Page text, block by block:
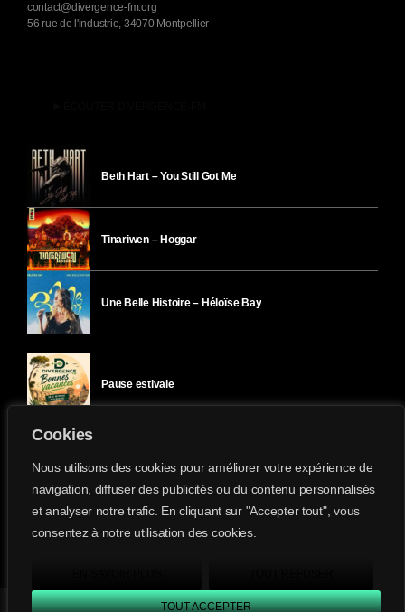
Cookies
Nous utilisons des cookies pour améliorer votre expérience de
navigation, diffuser des publicités ou du contenu personnalisés
et analyser notre trafic. En cliquant sur "Accepter tout", vous
consentez à notre utilisation des cookies.
TOUT ACCEPTER
contact@divergence-fm.org
56 rue de l'industrie, 34070 Montpellier
Beth Hart – You Still Got Me
Tinariwen – Hoggar
Une Belle Histoire – Héloïse Bay
Pause estivale
Ici l’Ombre – mardi 28 juillet